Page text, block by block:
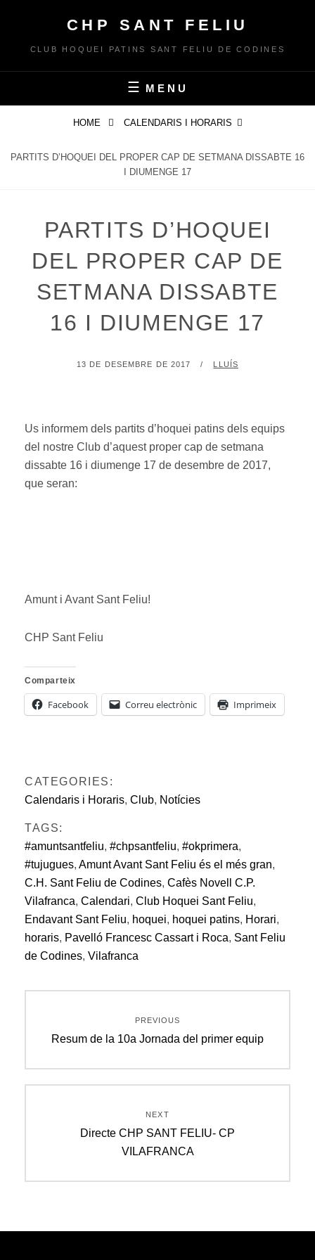
content
CHP SANT FELIU
CLUB HOQUEI PATINS SANT FELIU DE CODINES
MENU
HOME CALENDARIS I HORARIS
PARTITS D’HOQUEI DEL PROPER CAP DE SETMANA DISSABTE 16
I DIUMENGE 17
PARTITS D’HOQUEI
DEL PROPER CAP DE
SETMANA DISSABTE
16 I DIUMENGE 17
POSTED
13 DE DESEMBRE DE 2017 BY
LLUÍS
Us informem dels partits d’hoquei patins dels equips
del nostre Club d’aquest proper cap de setmana
dissabte 16 i diumenge 17 de desembre de 2017,
que seran:
Amunt i Avant Sant Feliu!
CHP Sant Feliu
Comparteix
Facebook Correu electrònic Imprimeix
CATEGORIES:
Calendaris i Horaris, Club, Notícies
TAGS:
#amuntsantfeliu, #chpsantfeliu, #okprimera,
#tujugues, Amunt Avant Sant Feliu és el més gran,
C.H. Sant Feliu de Codines, Cafès Novell C.P.
Vilafranca, Calendari, Club Hoquei Sant Feliu,
Endavant Sant Feliu, hoquei, hoquei patins, Horari,
horaris, Pavelló Francesc Cassart i Roca, Sant Feliu
de Codines, Vilafranca
d'entrades
PREVIOUS
Previous
Resum de la 10a Jornada del primer equip
NEXT
Next
Directe CHP SANT FELIU- CP
VILAFRANCA